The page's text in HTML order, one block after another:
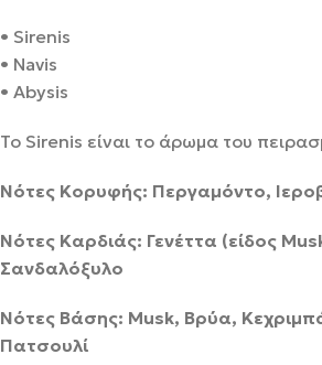
• Sirenis
• Navis
• Abysis
Το Sirenis είναι το άρωμα του
Νότες Κορυφής: Περγαμόντο,
Νότες Καρδιάς: Γενέττα (είδος
Σανδαλόξυλο
Νότες Βάσης: Musk, Βρύα,
Πατσουλί